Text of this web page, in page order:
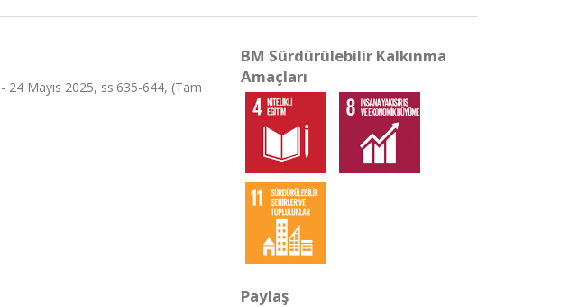
24 Mayıs 2025, ss.635-644, (Tam
BM Sürdürülebilir Kalkınma
Amaçları
Paylaş